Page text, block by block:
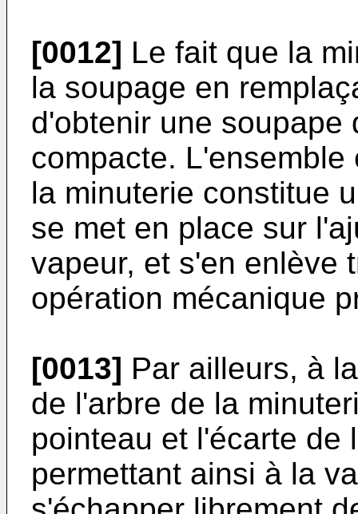
[0012] Le fait que la
la soupage en
d'obtenir une soupape
compacte.
la minuterie constitue
se met en place sur
vapeur, et s'en enlève
opération mécanique
[0013] Par ailleurs, à
de l'arbre de la
pointeau et l'écarte de
permettant ainsi à la